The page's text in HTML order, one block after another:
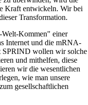
Kraft entwickeln. Wir bei
Transformation.
Kommen
einer
Internet und die mRNA-
SPRIND wollen wir solche
und mithelfen, diese
wir die wesentlichen
wie man unsere
gesellschaftlichen